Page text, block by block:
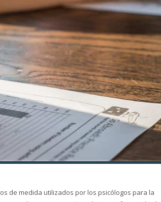
de medida utilizados por los psicólogos para la